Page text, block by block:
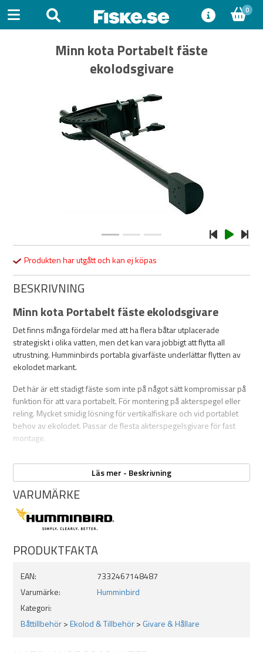
0
Minn kota Portabelt fäste
ekolodsgivare
Produkten har utgått och kan ej köpas
BESKRIVNING
Minn kota Portabelt fäste ekolodsgivare
Det finns många fördelar med att ha flera båtar utplacerade
strategiskt i olika vatten, men det kan vara jobbigt att flytta all
utrustning. Humminbirds portabla givarfäste underlättar flytten av
ekolodet markant.
Det här är ett stadigt fäste som inte på något sätt kompromissar på
funktion för att vara portabelt. För montering på akterspegel eller
reling. Mycket smidig lösning för vertikalfiskare och vid portablet
behov av ekolodet. Passar de flesta akterspegelsgivare för fast
montage.
Längd på riggrör 91 cm (36″)
Klämfäste max mått: 80mm
Utmärkt till att göra sitt ekolod portabelt med en snabb enkel
Mycket användbara vid vertikalfiske då man vill ha givaren vid
Läs mer - Beskrivning
VARUMÄRKE
PRODUKTFAKTA
EAN:
7332467148487
Varumärke:
Humminbird
Kategori:
Båttillbehör>Ekolod & Tillbehör> Givare & Hållare